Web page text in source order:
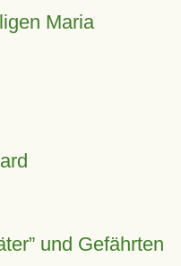
Maria
und Gefährten